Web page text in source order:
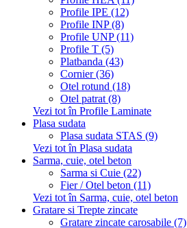
Profile IPE (12)
Profile INP (8)
Profile UNP (11)
Profile T (5)
Platbanda (43)
Cornier (36)
Otel rotund (18)
Otel patrat (8)
Vezi tot în Profile Laminate
Plasa sudata
Plasa sudata STAS (9)
Vezi tot în Plasa sudata
Sarma, cuie, otel beton
Sarma si Cuie (22)
Fier / Otel beton (11)
Vezi tot în Sarma, cuie, otel beton
Gratare si Trepte zincate
Gratare zincate carosabile (7)